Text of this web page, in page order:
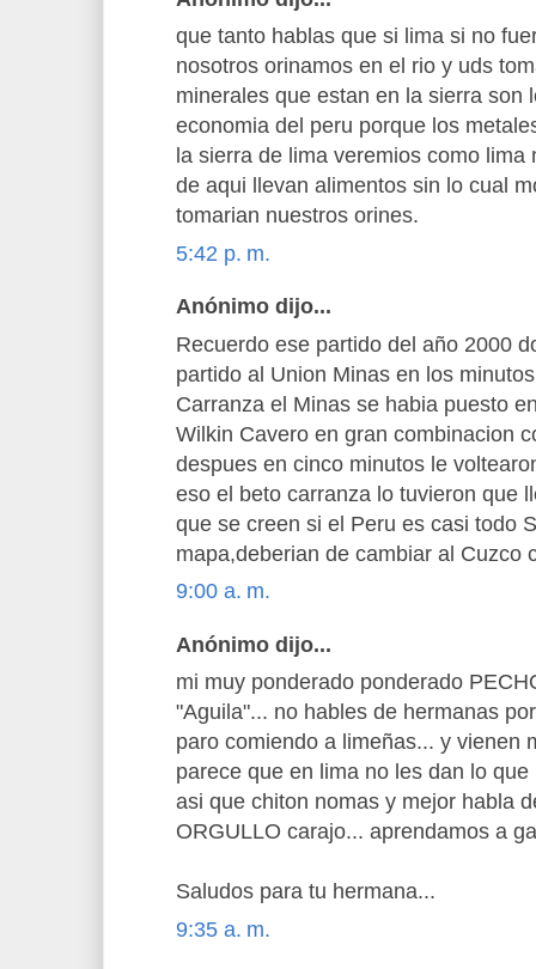
que tanto hablas que si lima si no
nosotros orinamos en el rio y uds
minerales que estan en la sierra son
economia del peru porque los
la sierra de lima veremios como
de aqui llevan alimentos sin lo cual
tomarian nuestros orines.
5:42 p. m.
Anónimo dijo...
Recuerdo ese partido del año 2000
partido al Union Minas en los
Carranza el Minas se habia puesto
Wilkin Cavero en gran combinacion
despues en cinco minutos le
eso el beto carranza lo tuvieron que
que se creen si el Peru es casi todo
mapa,deberian de cambiar al Cuzco
9:00 a. m.
Anónimo dijo...
mi muy ponderado ponderado
"Aguila"... no hables de hermanas
paro comiendo a limeñas... y vienen
parece que en lima no les dan lo
asi que chiton nomas y mejor habla
ORGULLO carajo... aprendamos a
Saludos para tu hermana...
9:35 a. m.